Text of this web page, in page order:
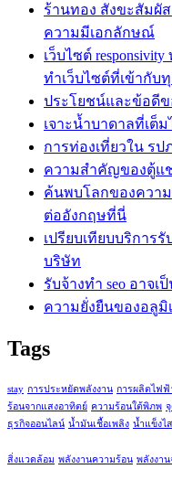
ร้านทอง สังขะสัมผั
ความมีเอกลักษณ์
เว็บไซต์
ทำเว็บไซต์ที่เข้ากับ
ประโยชน์และข้อดีข
เจาะน้ำบาดาลที่เ
การท่องเที่ยวใน ร
ความสำคัญของตู้แ
ค้นพบโลกของควา
ต่ออังกฤษที่นี่
เปรียบเทียบบริการ
บริษัท
รับจ้างทำ seo อาจ
ความยั่งยืนของอลูมิ
Tags
stay การประหยัดพลังงาน การผลิตไฟฟ้
ร้อนจากแสงอาทิตย์ ความร้อนใต้พิภพ
ธุรกิจออนไลน์ น้ำมันเชื้อเพลิง น้ำแข็งไส
สิ่งแวดล้อม พลังงานความร้อน พลังงา